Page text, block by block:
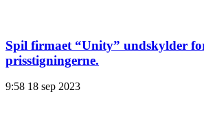
Spil firmaet “Unity” undskylder
prisstigningerne.
9:58 18 sep 2023